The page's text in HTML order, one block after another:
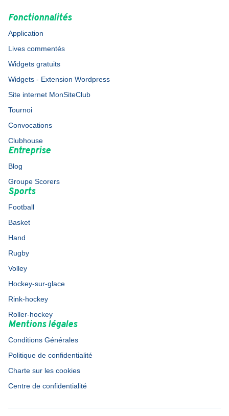
Fonctionnalités
Application
Lives commentés
Widgets gratuits
Widgets - Extension Wordpress
Site internet MonSiteClub
Tournoi
Convocations
Clubhouse
Entreprise
Blog
Groupe Scorers
Sports
Football
Basket
Hand
Rugby
Volley
Hockey-sur-glace
Rink-hockey
Roller-hockey
Mentions légales
Conditions Générales
Politique de confidentialité
Charte sur les cookies
Centre de confidentialité